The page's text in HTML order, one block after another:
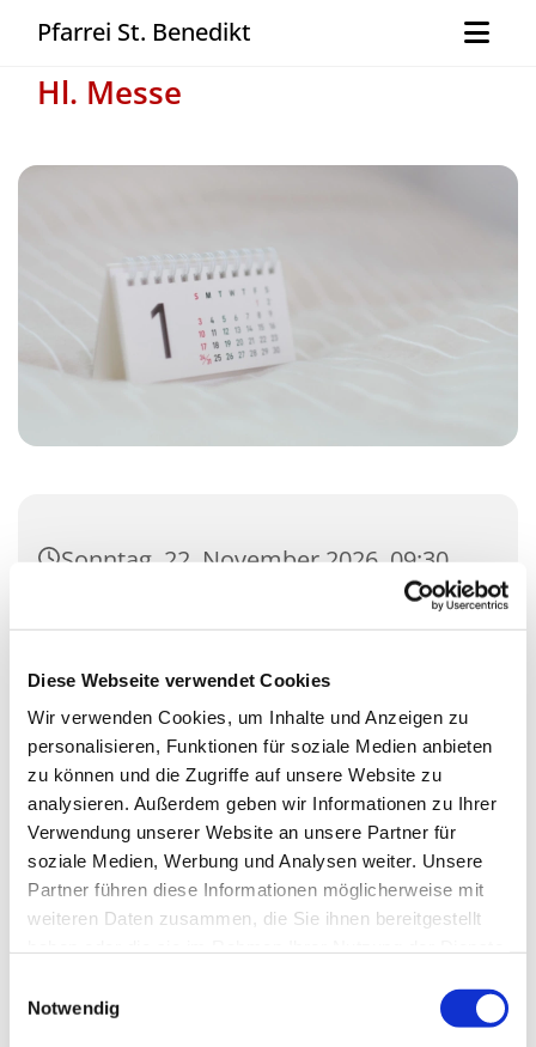
Diese Webseite verwendet Cookies
Wir verwenden Cookies, um Inhalte und Anzeigen zu
personalisieren, Funktionen für soziale Medien anbieten
zu können und die Zugriffe auf unsere Website zu
analysieren. Außerdem geben wir Informationen zu Ihrer
Verwendung unserer Website an unsere Partner für
soziale Medien, Werbung und Analysen weiter. Unsere
Partner führen diese Informationen möglicherweise mit
weiteren Daten zusammen, die Sie ihnen bereitgestellt
Notwendig
Pfarrei St. Benedikt
Hl. Messe
Sonntag, 22. November 2026, 09:30
14974 Ludwigsfelde